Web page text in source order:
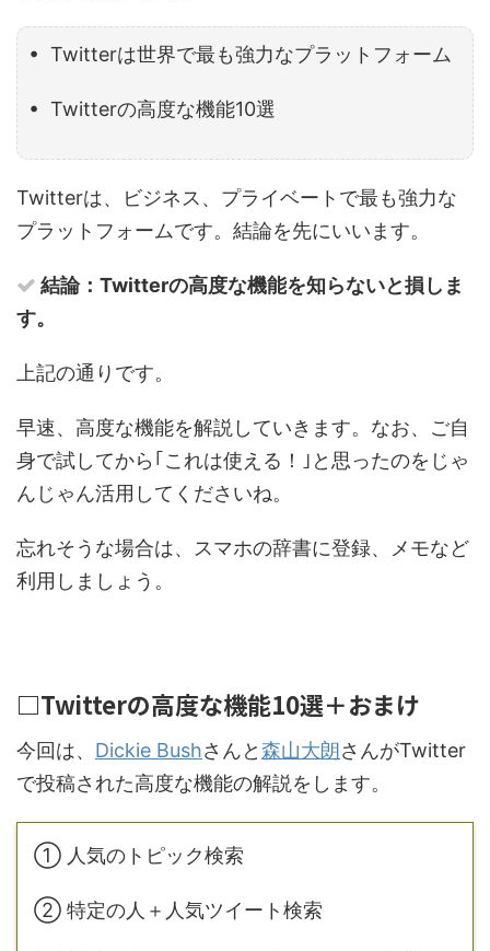
• Twitterは世界で最も強力なプラットフォーム
• Twitterの高度な機能10選
Twitterは、ビジネス、プライベートで最も強力な
プラットフォームです。結論を先にいいます。
結論：Twitterの高度な機能を知らないと損しま
す。
上記の通りです。
早速、高度な機能を解説していきます。なお、ご自
身で試してから｢これは使える！｣と思ったのをじゃ
んじゃん活用してくださいね。
忘れそうな場合は、スマホの辞書に登録、メモなど
利用しましょう。
□Twitterの高度な機能10選＋おまけ
今回は、 Dickie Bushさんと森山大朗さんがTwitter
で投稿された高度な機能の解説をします。
① 人気のトピック検索
② 特定の人＋人気ツイート検索